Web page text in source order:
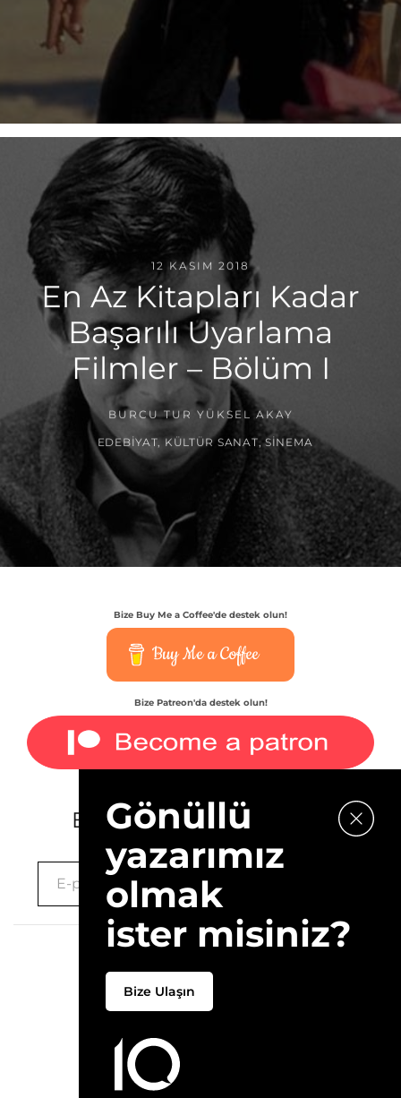
12 KASIM 2018
En Az Kitapları Kadar
Başarılı Uyarlama
Filmler – Bölüm I
BURCU TUR YÜKSEL AKAY
EDEBIYAT, KÜLTÜR SANAT,SINEMA
Bize Buy Me a Coffee'de destek olun!
Buy Me a Coffee
Bize Patreon'da destek olun!
E-bültenimize kaydolun.
Hakkımızda
Gönüllü
yazarımız
olmak
ister misiniz?
Bize Ulaşın